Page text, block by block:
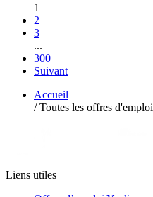
1
2
3
...
300
Suivant
Accueil
/ Toutes les offres d'emploi
Liens utiles